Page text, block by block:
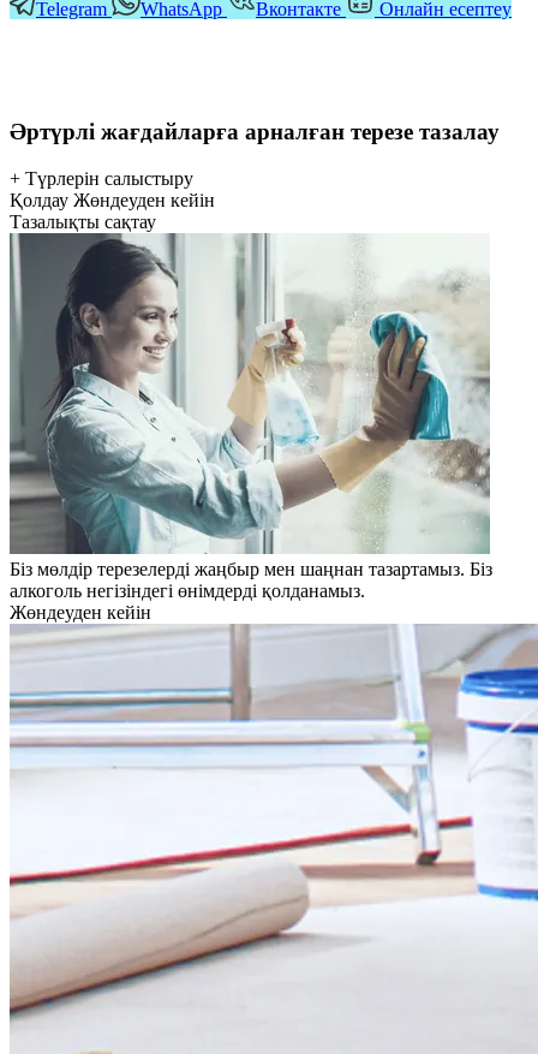
Telegram WhatsApp Вконтакте Онлайн есептеу
Әртүрлі жағдайларға арналған терезе тазалау
+ Түрлерін салыстыру
Қолдау Жөндеуден кейін
Тазалықты сақтау
Біз мөлдір терезелерді жаңбыр мен шаңнан тазартамыз. Біз
алкоголь негізіндегі өнімдерді қолданамыз.
Жөндеуден кейін